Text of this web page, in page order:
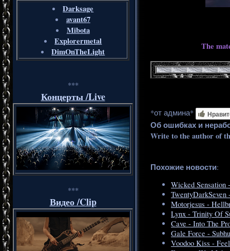
Darksage
avant67
Mibota
Explorermetal
DimOnTheLight
***
Концерты /Live
***
Видео /Clip
The
*от админа*
Об ошибках и
Write to the author of
Похожие новости:
Wicked Sensation
Motorjesus -
Lynx - Trinity Of
Cave - Into The
Gale Force -
Voodoo Kiss -